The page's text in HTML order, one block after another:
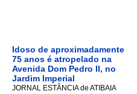
Idoso de aproximadamente
75 anos é atropelado na
Avenida Dom Pedro II, no
Jardim Imperial
JORNAL ESTÂNCIA de ATIBAIA